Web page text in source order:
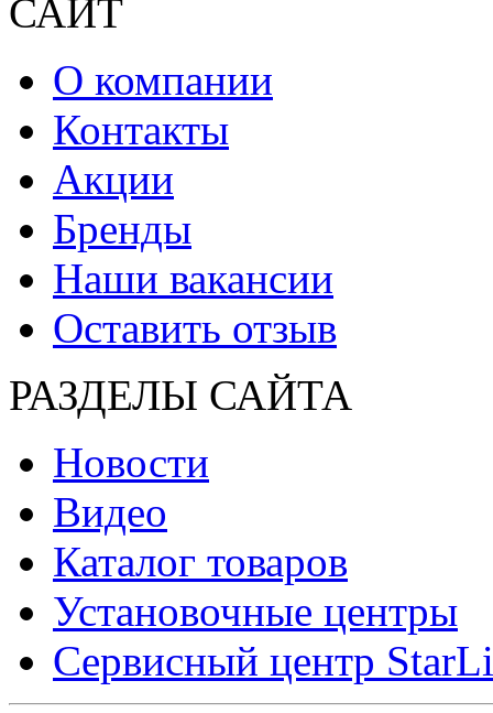
САЙТ
О компании
Контакты
Акции
Бренды
Наши вакансии
Оставить отзыв
РАЗДЕЛЫ САЙТА
Новости
Видео
Каталог товаров
Установочные центры
Сервисный центр